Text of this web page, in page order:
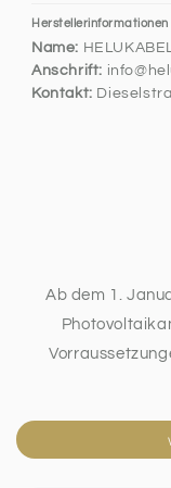
Herstellerinformationen
Name:
Anschrift:
Kontakt:
Ab dem 1.